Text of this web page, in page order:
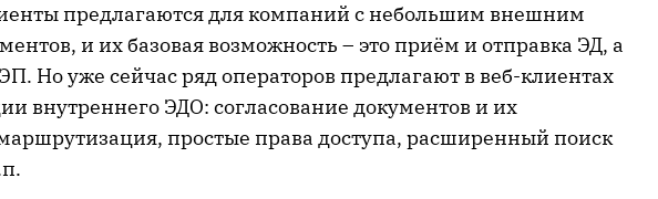
предлагаются для компаний с небольшим внешним
и их базовая возможность – это приём и отправка ЭД, а
Но уже сейчас ряд операторов предлагают в веб-клиентах
внутреннего ЭДО: согласование документов и их
простые права доступа, расширенный поиск